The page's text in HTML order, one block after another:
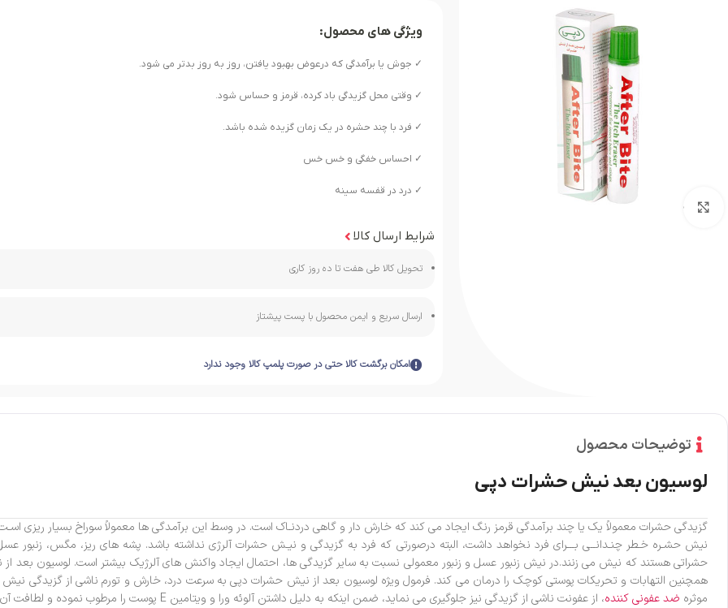
بزرگنمایی تصویر
ویژگی های محصول:
✓ جوش یا برآمدگی که درعوض بهبود یافتن، روز به روز بدتر می شود.
✓ وقتی محل گزیدگی باد کرده، قرمز و حساس شود.
✓ فرد با چند حشره در یک زمان گزیده شده باشد.
✓ احساس خفگی و خس خس
✓ درد در قفسه سینه
شرایط ارسال کالا
تحویل کالا طی هفت تا ده روز کاری
ارسال سریع و ایمن محصول با پست پیشتاز
امکان برگشت کالا حتی در صورت پلمپ کالا وجود ندارد
توضیحات محصول
لوسیون بعد نیش حشرات دپی
گزیدگی حشرات معمولاً یک یا چند برآمدگی قرمز رنگ ایجاد می کند که خارش دار و گاهی دردنـاک است. در وسط این برآمدگی ها معمولاً سوراخ بسیار ریزی
نیش حشـره خـطر چنـدانــی بـــرای فرد نخواهد داشت، البته درصورتی که فرد به گزیدگی و نیـش حشرات آلرژی نداشته باشد. پشه های ریز، مگس،
حشراتی هستند که نیش می زنند.در نیش زنبور عسل و زنبور معمولی نسبت به سایر گزیدگی ها، احتمال ایجاد واکنش های آلرژیک بیشتر است. لوسیون بعد
همچنین التهابات و تحریکات پوستی کوچک را درمان می کند. فرمول ویژه لوسیون بعد از نیش حشرات دپی به سرعت درد، خارش و تورم ناشی از گزیدگی
موثره ضد عفونی کننده، از عفونت ناشی از گزیدگی نیز جلوگیری می نماید، ضمن اینکه به دلیل داشتن آلوئه ورا و ویتامین E پوست را مرطوب نموده و لطافت آن را چند برابر می نماید .